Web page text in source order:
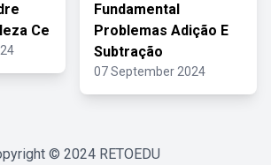
Ce
Fundamental
Problemas Adição E
Subtração
07 September 2024
© 2024 RETOEDU